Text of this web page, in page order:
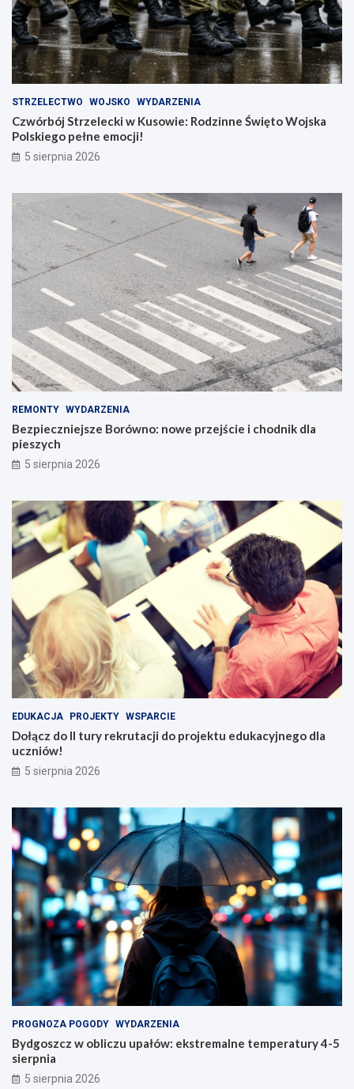
STRZELECTWO WOJSKO WYDARZENIA
Czwórbój Strzelecki w Kusowie: Rodzinne Święto Wojska
Polskiego pełne emocji!
5 sierpnia 2026
REMONTY WYDARZENIA
Bezpieczniejsze Borówno: nowe przejście i chodnik dla
pieszych
5 sierpnia 2026
EDUKACJA PROJEKTY WSPARCIE
Dołącz do II tury rekrutacji do projektu edukacyjnego dla
uczniów!
5 sierpnia 2026
PROGNOZA POGODY WYDARZENIA
Bydgoszcz w obliczu upałów: ekstremalne temperatury 4-5
sierpnia
5 sierpnia 2026